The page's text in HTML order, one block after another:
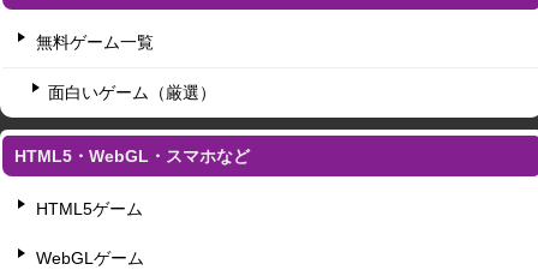
無料ゲーム一覧
面白いゲーム（厳選）
HTML5・WebGL・スマホなど
HTML5ゲーム
WebGLゲーム